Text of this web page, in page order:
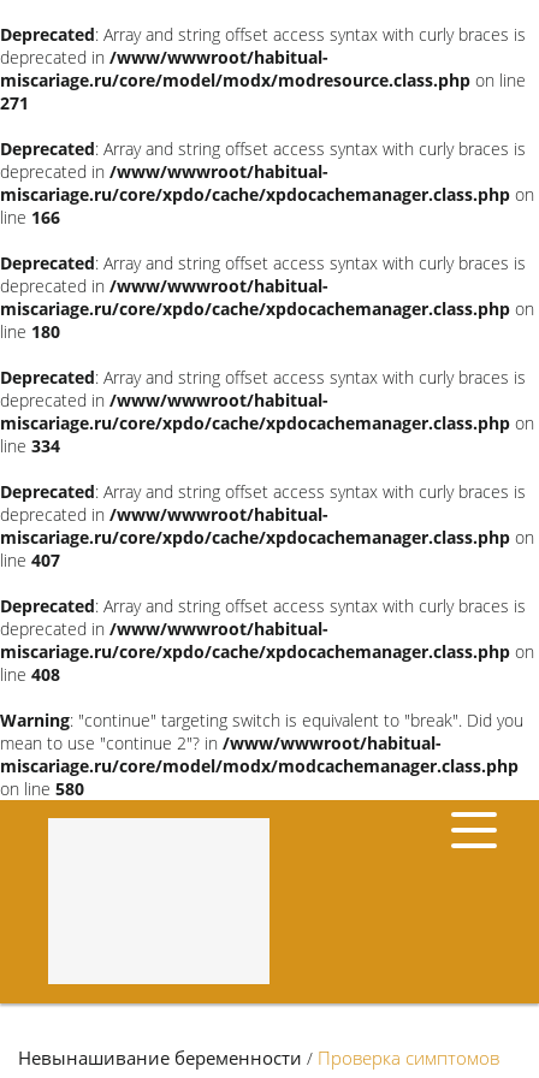
Deprecated: Array and string offset access syntax with curly braces is
deprecated in /www/wwwroot/habitual-
miscariage.ru/core/model/modx/modresource.class.php on line
271
Deprecated: Array and string offset access syntax with curly braces is
deprecated in /www/wwwroot/habitual-
miscariage.ru/core/xpdo/cache/xpdocachemanager.class.php on
line 166
Deprecated: Array and string offset access syntax with curly braces is
deprecated in /www/wwwroot/habitual-
miscariage.ru/core/xpdo/cache/xpdocachemanager.class.php on
line 180
Deprecated: Array and string offset access syntax with curly braces is
deprecated in /www/wwwroot/habitual-
miscariage.ru/core/xpdo/cache/xpdocachemanager.class.php on
line 334
Deprecated: Array and string offset access syntax with curly braces is
deprecated in /www/wwwroot/habitual-
miscariage.ru/core/xpdo/cache/xpdocachemanager.class.php on
line 407
Deprecated: Array and string offset access syntax with curly braces is
deprecated in /www/wwwroot/habitual-
miscariage.ru/core/xpdo/cache/xpdocachemanager.class.php on
line 408
Warning: "continue" targeting switch is equivalent to "break". Did you
mean to use "continue 2"? in /www/wwwroot/habitual-
miscariage.ru/core/model/modx/modcachemanager.class.php
on line 580
Невынашивание беременности / Проверка симптомов